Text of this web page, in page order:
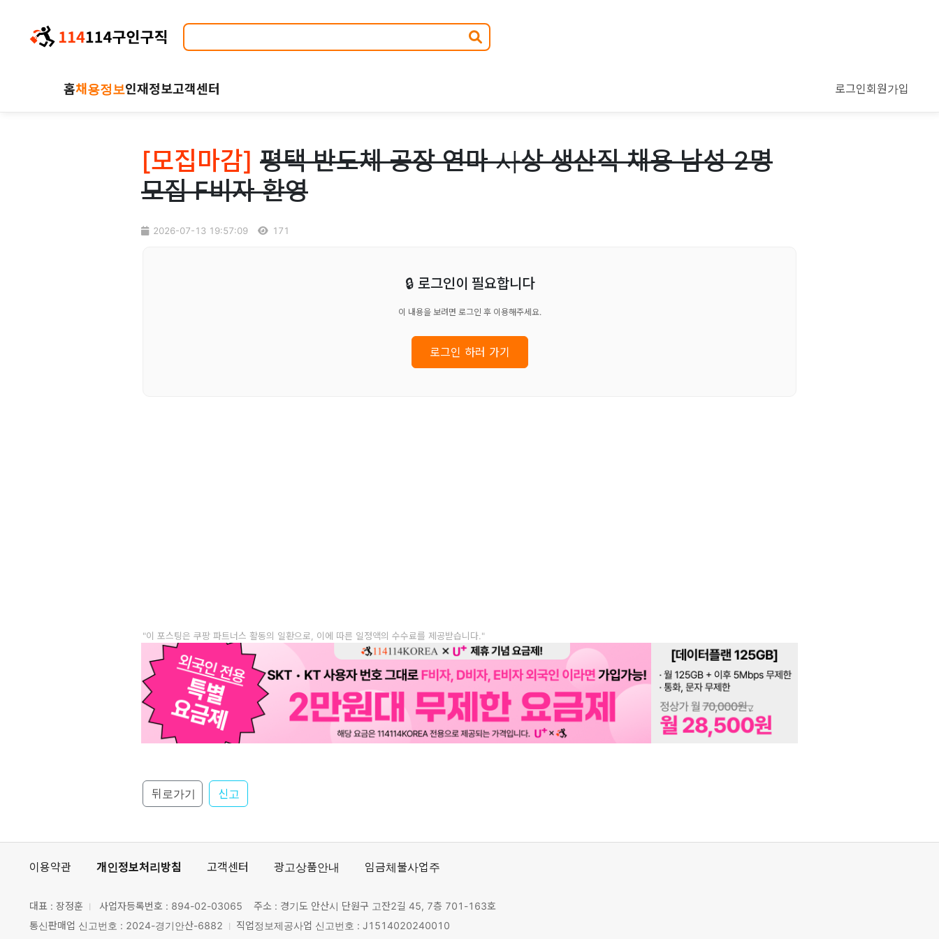
홈채용정보인재정보고객센터 로그인회원가입
[모집마감] 평택 반도체 공장 연마 사상 생산직 채용 남성 2명
모집 F비자 환영
2026-07-13 19:57:09 171
🔒 로그인이 필요합니다
이 내용을 보려면 로그인 후 이용해주세요.
로그인 하러 가기
"이 포스팅은 쿠팡 파트너스 활동의 일환으로, 이에 따른 일정액의 수수료를 제공받습니다."
뒤로가기 신고
이용약관 개인정보처리방침 고객센터 광고상품안내 임금체불사업주
대표 : 장정훈 사업자등록번호 : 894-02-03065
주소 : 경기도 안산시 단원구 고잔2길 45, 7층 701-163호
통신판매업 신고번호 : 2024-경기안산-6882
직업정보제공사업 신고번호 : J1514020240010